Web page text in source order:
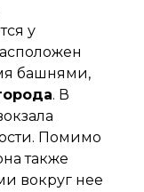
у
башнями,
. В
Помимо
также
вокруг нее